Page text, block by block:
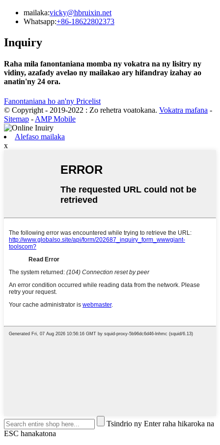
mailaka:vicky@hbruixin.net
Whatsapp:+86-18622802373
Inquiry
Raha mila fanontaniana momba ny vokatra na ny lisitry ny
vidiny, azafady avelao ny mailakao ary hifandray izahay ao
anatin'ny 24 ora.
Fanontaniana ho an'ny Pricelist
© Copyright - 2019-2022 : Zo rehetra voatokana. Vokatra mafana -
Sitemap - AMP Mobile
Alefaso mailaka
x
Tsindrio ny Enter raha hikaroka na
ESC hanakatona